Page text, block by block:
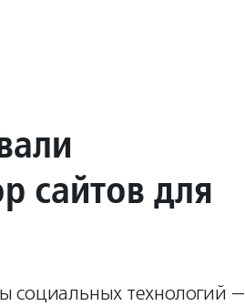
сайтов для
социальных технологий —